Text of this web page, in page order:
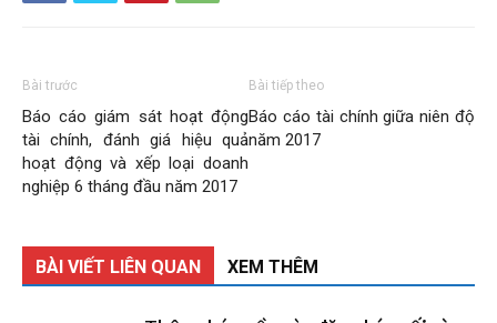
Danh
Bài trước
Báo cáo giám sát hoạt động
tài chính, đánh giá hiệu quả
hoạt động và xếp loại doanh
nghiệp 6 tháng đầu năm 2017
Bài tiếp theo
Báo cáo tài chính giữa niên độ
năm 2017
BÀI VIẾT LIÊN QUAN XEM THÊM